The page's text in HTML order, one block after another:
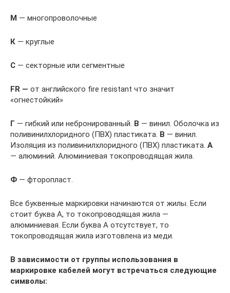
М — многопроволочные
К — круглые
С — секторные или сегментные
FR — от английского fire resistant что значит
«огнестойкий»
Г — гибкий или небронированный. В — винил. Оболочка из
поливинилхлоридного (ПВХ) пластиката. В — винил.
Изоляция из поливинилхлоридного (ПВХ) пластиката. А
— алюминий. Алюминиевая токопроводящая жила.
Ф — фторопласт.
Все буквенные маркировки начинаются от жилы. Если
стоит буква А, то токопроводящая жила —
алюминиевая. Если буква А отсутствует, то
токопроводящая жила изготовлена из меди.
В зависимости от группы использования в
маркировке кабелей могут встречаться следующие
символы: